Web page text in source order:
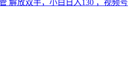
解放双手，小白日入130 ，视频号